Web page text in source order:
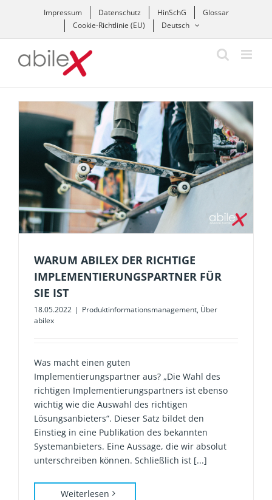
Impressum Datenschutz HinSchG
Glossar
Cookie-Richtlinie (EU)
Deutsch
WARUM ABILEX DER RICHTIGE
IMPLEMENTIERUNGSPARTNER FÜR
SIE IST
18.05.2022 | Produktinformationsmanagement, Über
abilex
Was macht einen guten
Implementierungspartner aus? „Die Wahl des
richtigen Implementierungspartners ist ebenso
wichtig wie die Auswahl des richtigen
Lösungsanbieters“. Dieser Satz bildet den
Einstieg in eine Publikation des bekannten
Systemanbieters. Eine Aussage, die wir absolut
unterschreiben können. Schließlich ist [...]
Weiterlesen